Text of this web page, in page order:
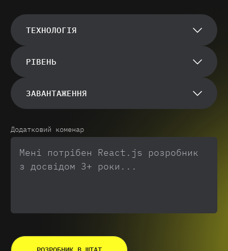
ТЕХНОЛОГІЯ
РІВЕНЬ
ЗАВАНТАЖЕННЯ
Додатковий коменар